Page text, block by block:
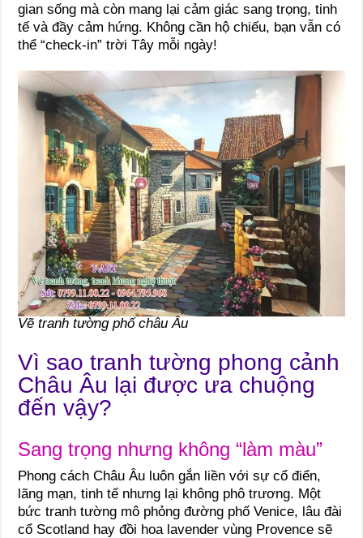
gian sống mà còn mang lại cảm giác sang trọng, tinh
tế và đầy cảm hứng. Không cần hộ chiếu, bạn vẫn có
thể “check-in” trời Tây mỗi ngày!
Vẽ tranh tường phố châu Âu
Vì sao tranh tường phong cảnh
Châu Âu lại được ưa chuộng
đến vậy?
Sang trọng nhưng không “làm màu”
Phong cách Châu Âu luôn gắn liền với sự cổ điển,
lãng mạn, tinh tế nhưng lại không phô trương. Một
bức tranh tường mô phỏng đường phố Venice, lâu đài
cổ Scotland hay đồi hoa lavender vùng Provence sẽ